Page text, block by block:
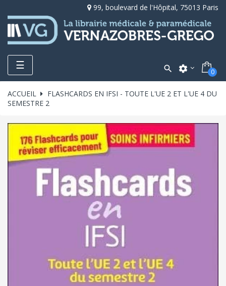
99, boulevard de l'Hôpital, 75013 Paris
Toggle
navigation
☰  settings 0
ACCUEIL
FLASHCARDS EN IFSI - TOUTE L'UE 2 ET L'UE 4 DU
SEMESTRE 2